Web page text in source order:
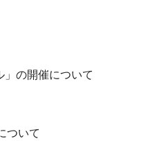
の開催について
ついて